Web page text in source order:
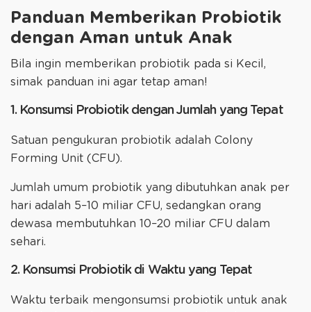
Panduan Memberikan Probiotik
dengan Aman untuk Anak
Bila ingin memberikan probiotik pada si Kecil,
simak panduan ini agar tetap aman!
1. Konsumsi Probiotik dengan Jumlah yang Tepat
Satuan pengukuran probiotik adalah Colony
Forming Unit (CFU).
Jumlah umum probiotik yang dibutuhkan anak per
hari adalah 5–10 miliar CFU, sedangkan orang
dewasa membutuhkan 10–20 miliar CFU dalam
sehari.
2. Konsumsi Probiotik di Waktu yang Tepat
Waktu terbaik mengonsumsi probiotik untuk anak